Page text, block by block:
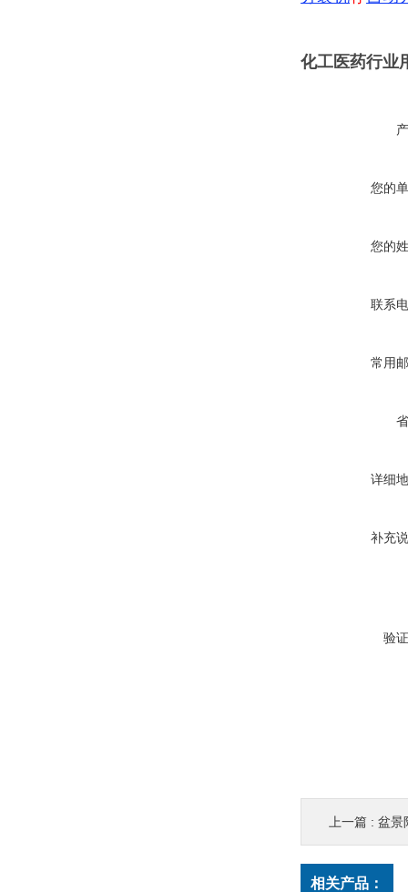
化工医药行业
您的
您的
联系
常用
详细
补充
验
上一篇 : 盆景
相关产品：